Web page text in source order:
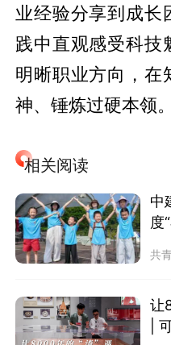
业经验分享到成长
践中直观感受科技
明晰职业方向，在
神、锤炼过硬本领。
相关阅读
中
度
共
让
|